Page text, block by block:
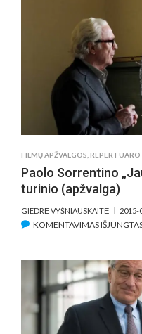
FILMŲ APŽVALGOS REPERTUARO
Paolo Sorrentino
turinio (apžvalga)
GIEDRĖ VYŠNIAUSKAITĖ 2015-
KOMENTAVIMAS